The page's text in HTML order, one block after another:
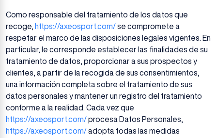
Como responsable del tratamiento de los datos que
recoge, https://axeosport.com/se compromete a
respetar el marco de las disposiciones legales vigentes. En
particular, le corresponde establecer las finalidades de su
tratamiento de datos, proporcionar a sus prospectos y
clientes, a partir de la recogida de sus consentimientos,
una información completa sobre el tratamiento de sus
datos personales y mantener un registro del tratamiento
conforme a la realidad. Cada vez que
https://axeosport.com/procesa Datos Personales,
https://axeosport.com/adopta todas las medidas